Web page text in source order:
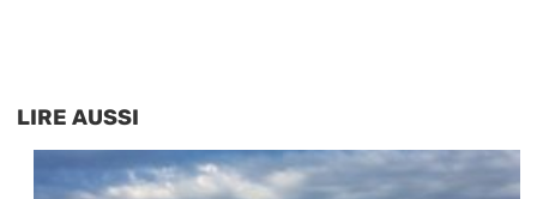
LIRE AUSSI